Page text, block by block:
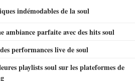
indémodables de la soul
ambiance parfaite avec des hits soul
performances live de soul
playlists soul sur les plateformes de